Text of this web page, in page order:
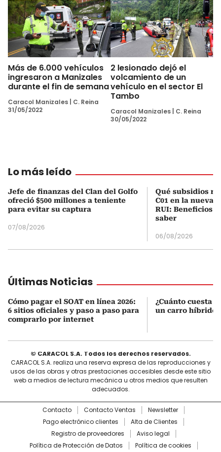
Más de 6.000 vehículos
ingresaron a Manizales
durante el fin de semana
Caracol Manizales
C. Reina
31/05/2022
2 lesionado dejó el
volcamiento de un
vehículo en el sector El
Tambo
Caracol Manizales
C. Reina
30/05/2022
Lo más leído
Jefe de finanzas del Clan del Golfo
ofreció $500 millones a teniente
para evitar su captura
07/08/2026
Qué subsidios
C01 en la nueva
RUI: Beneficios
saber
06/08/2026
Últimas Noticias
Cómo pagar el SOAT en línea 2026:
6 sitios oficiales y paso a paso para
comprarlo por internet
¿Cuánto cuesta
un carro híbrido
© CARACOL S.A. Todos los derechos reservados.
CARACOL S.A. realiza una reserva expresa de las reproducciones y
usos de las obras y otras prestaciones accesibles desde este sitio
web a medios de lectura mecánica u otros medios que resulten
adecuados.
Contacto Contacto Ventas
Newsletter
Pago electrónico clientes
Alta de Clientes
Registro de proveedores
Aviso legal
Política de Protección de Datos
Política de cookies